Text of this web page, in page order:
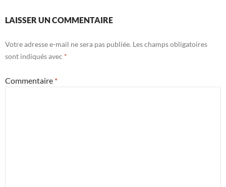
LAISSER UN COMMENTAIRE
Votre adresse e-mail ne sera pas publiée. Les champs obligatoires
sont indiqués avec *
Commentaire *